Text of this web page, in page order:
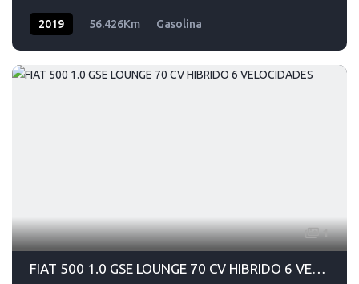
2019 56.426Km Gasolina
1
FIAT 500 1.0 GSE LOUNGE 70 CV HIBRIDO 6 VELOCIDADES